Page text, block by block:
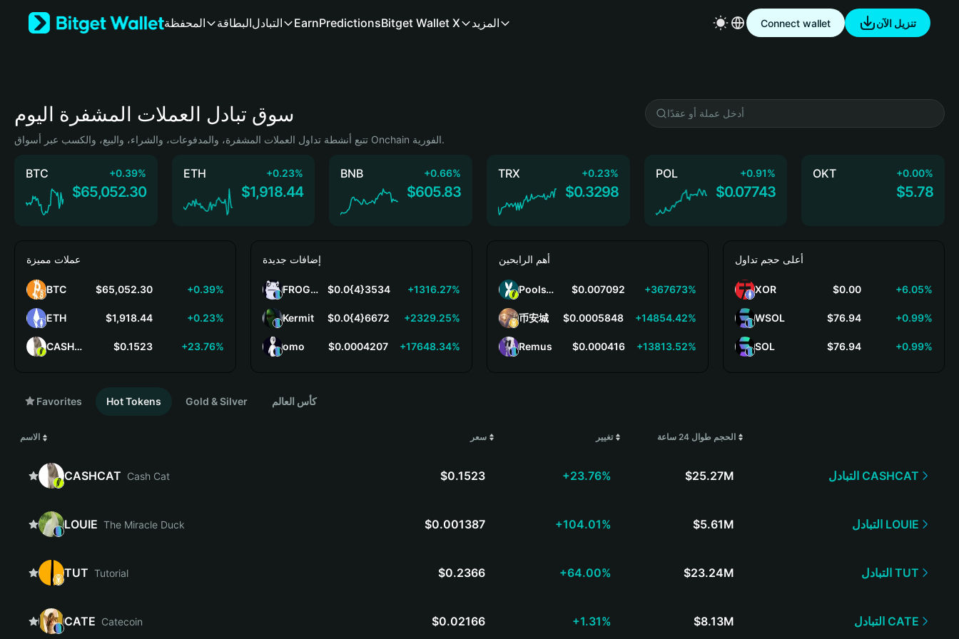
Italiano
Français
Deutsch
繁體中文
Português (Portugal)
Bahasa Indonesia
Español
Português (Brasil)
Español (Argentina)
المحفظة البطاقةالتبادل EarnPredictionsBitget Wallet X المزيد Connect wallet تنزيل الآن
سوق تبادل العملات المشفرة اليوم
تتبع أنشطة تداول العملات المشفرة، والمدفوعات، والشراء، والبيع، والكسب عبر أسواق Onchain الفورية.
BTC +0.39%
$65,052.30
ETH +0.23%
$1,918.44
BNB +0.66%
$605.83
TRX +0.23%
$0.3298
POL +0.91%
$0.07743
OKT +0.00%
$5.78
عملات مميزة
BTC $65,052.30 +0.39%
ETH $1,918.44 +0.23%
CASHCAT $0.1523 +23.76%
إضافات جديدة
FROGGY $0.0{4}3534 +1316.27%
Kermit $0.0{4}6672 +2329.25%
omo $0.0004207 +17648.34%
أهم الرابحين
PoolsV2 $0.007092 +367673%
币安城 $0.0005848 +14854.42%
Remus $0.000416 +13813.52%
أعلى حجم تداول
XOR $0.00 +6.05%
WSOL $76.94 +0.99%
SOL $76.94 +0.99%
Favorites Hot Tokens Gold & Silver كأس العالم
الاسم سعر تغيير الحجم طوال 24 ساعة
CASHCAT Cash Cat $0.1523 +23.76% $25.27M التبادل CASHCAT
LOUIE The Miracle Duck $0.001387 +104.01% $5.61M التبادل LOUIE
TUT Tutorial $0.2366 +64.00% $23.24M التبادل TUT
CATE Catecoin $0.02166 +1.31% $8.13M التبادل CATE